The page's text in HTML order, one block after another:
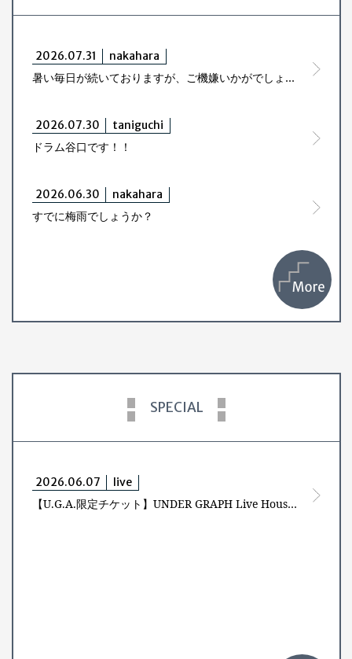
2026.07.31 nakahara
暑い毎日が続いておりますが、ご機嫌いかがでしょう。
2026.07.30 taniguchi
ドラム谷口です！！
2026.06.30 nakahara
すでに梅雨でしょうか？
SPECIAL
2026.06.07 live
【U.G.A.限定チケット】UNDER GRAPH Live House Tour 2027 -Winter- ～雪中歩行～